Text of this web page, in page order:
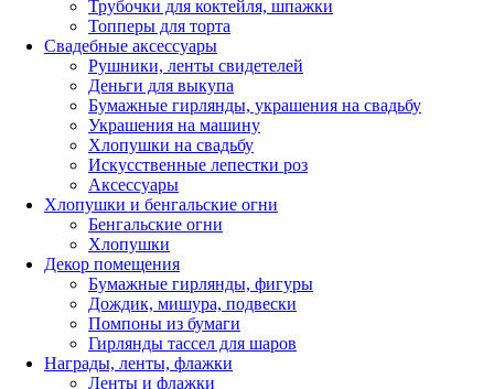
Трубочки для коктейля, шпажки
Топперы для торта
Свадебные аксессуары
Рушники, ленты свидетелей
Деньги для выкупа
Бумажные гирлянды, украшения на свадьбу
Украшения на машину
Хлопушки на свадьбу
Искусственные лепестки роз
Аксессуары
Хлопушки и бенгальские огни
Бенгальские огни
Хлопушки
Декор помещения
Бумажные гирлянды, фигуры
Дождик, мишура, подвески
Помпоны из бумаги
Гирлянды тассел для шаров
Награды, ленты, флажки
Ленты и флажки